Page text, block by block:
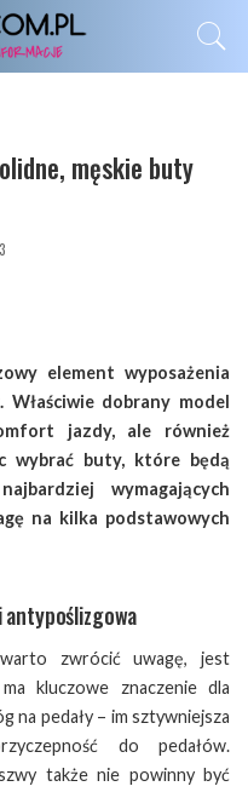
męskie buty
element wyposażenia
dobrany model
jazdy, ale również
wybrać buty, które będą
wymagających
na kilka podstawowych
antypoślizgowa
zwrócić uwagę, jest
kluczowe znaczenie dla
na pedały – im sztywniejsza
do pedałów.
także nie powinny być